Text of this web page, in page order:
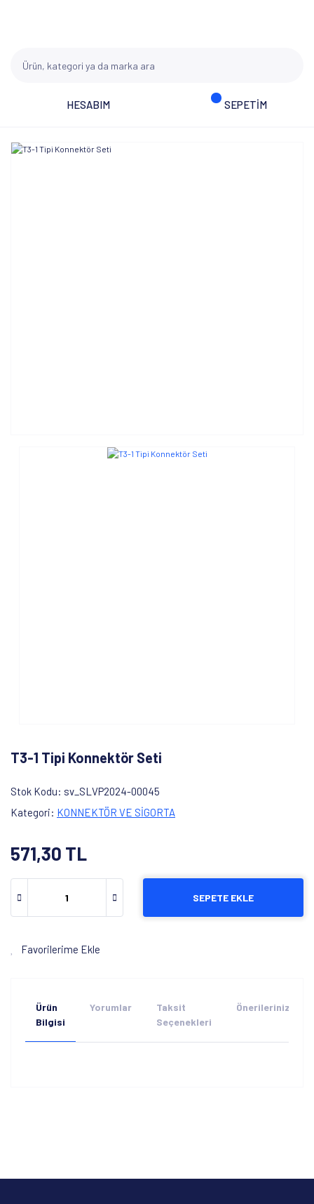
HESABIM SEPETİM
T3-1 Tipi Konnektör Seti
Stok Kodu
sv_SLVP2024-00045
Kategori
KONNEKTÖR VE SİGORTA
571,30 TL
SEPETE EKLE
Favorilerime Ekle
Ürün
Bilgisi
Yorumlar
Taksit
Seçenekleri
Önerileriniz
Ürün açıklamasında eksik bilgiler bulunuyor.